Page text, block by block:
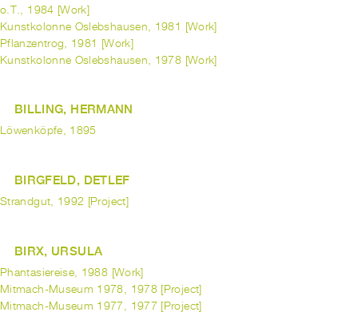
o.T., 1984 [Work]
Kunstkolonne Oslebshausen, 1981 [Work]
Pflanzentrog, 1981 [Work]
Kunstkolonne Oslebshausen, 1978 [Work]
BILLING, HERMANN
Löwenköpfe, 1895
BIRGFELD, DETLEF
Strandgut, 1992 [Project]
BIRX, URSULA
Phantasiereise, 1988 [Work]
Mitmach-Museum 1978, 1978 [Project]
Mitmach-Museum 1977, 1977 [Project]